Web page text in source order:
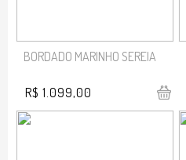
BORDADO MARINHO SEREIA
R$ 1.099,00